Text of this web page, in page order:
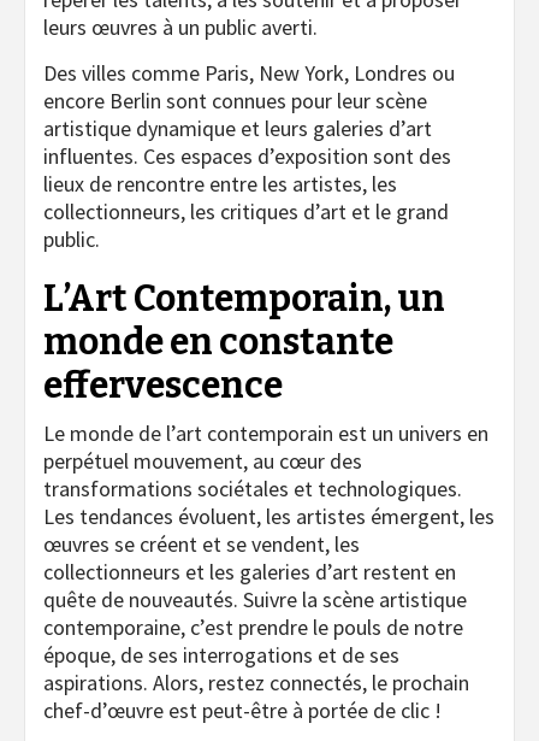
leurs œuvres à un public averti.
Des villes comme Paris, New York, Londres ou
encore Berlin sont connues pour leur scène
artistique dynamique et leurs galeries d’art
influentes. Ces espaces d’exposition sont des
lieux de rencontre entre les artistes, les
collectionneurs, les critiques d’art et le grand
public.
L’Art Contemporain, un
monde en constante
effervescence
Le monde de l’art contemporain est un univers en
perpétuel mouvement, au cœur des
transformations sociétales et technologiques.
Les tendances évoluent, les artistes émergent, les
œuvres se créent et se vendent, les
collectionneurs et les galeries d’art restent en
quête de nouveautés. Suivre la scène artistique
contemporaine, c’est prendre le pouls de notre
époque, de ses interrogations et de ses
aspirations. Alors, restez connectés, le prochain
chef-d’œuvre est peut-être à portée de clic !